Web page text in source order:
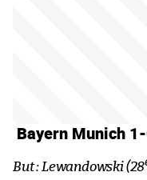
Bayern Munich
But : Lewandowski (28